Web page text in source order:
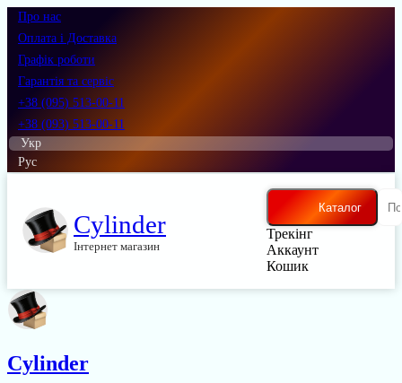
Про нас
Оплата і Доставка
Графік роботи
Гарантія та сервіс
+38 (095) 513-00-11
+38 (093) 513-00-11
Укр
Рус
Cylinder
Інтернет магазин
Каталог
Трекінг
Аккаунт
Кошик
Cylinder